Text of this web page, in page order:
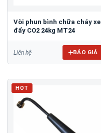
Vòi phun bình chữa cháy xe
đẩy CO2 24kg MT24
Liên hệ BÁO GIÁ
HOT